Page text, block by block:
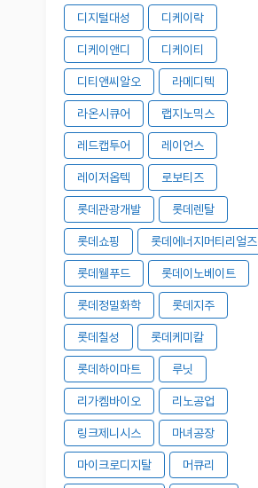
디지털대성 디케이락
디케이앤디 디케이티
디티앤씨알오 라메디텍
라온시큐어 랩지노믹스
레드캡투어 레이언스
레이저옵텍 로보티즈
롯데관광개발 롯데렌탈
롯데쇼핑 롯데에너지머티리얼즈
롯데웰푸드 롯데이노베이트
롯데정밀화학 롯데지주
롯데칠성 롯데케미칼
롯데하이마트 루닛
리가켐바이오 리노공업
링크제니시스 마녀공장
마이크로디지탈 머큐리